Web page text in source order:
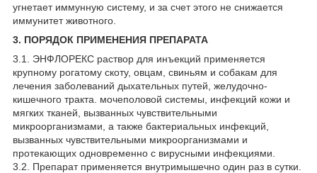
угнетает иммунную систему, и за счет этого не снижается
иммунитет животного.
3. ПОРЯДОК ПРИМЕНЕНИЯ ПРЕПАРАТА
3.1. ЭНФЛОРЕКС раствор для инъекций применяется
крупному рогатому скоту, овцам, свиньям и собакам для
лечения заболеваний дыхательных путей, желудочно-
кишечного тракта. мочеполовой системы, инфекций кожи и
мягких тканей, вызванных чувствительными
микроорганизмами, а также бактериальных инфекций,
вызванных чувствительными микроорганизмами и
протекающих одновременно с вирусными инфекциями.
3.2. Препарат применяется внутримышечно один раз в сутки.